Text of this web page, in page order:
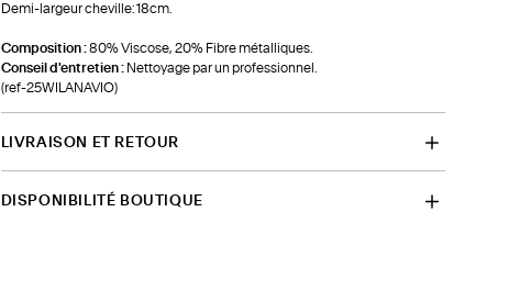
Demi-largeur cheville: 18cm.
Composition :80% Viscose, 20% Fibre métalliques.
Conseil d'entretien : Nettoyage par un professionnel.
(ref-25WILANAVIO)
LIVRAISON ET RETOUR
DISPONIBILITÉ BOUTIQUE